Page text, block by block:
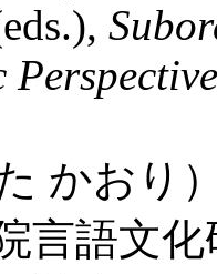
た かおり
言語文